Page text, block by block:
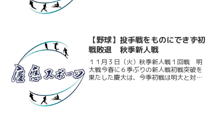
【野球】投手戦をものにできず初
戦敗退 秋季新人戦
１１月３日（火）秋季新人戦１回戦 明
大戦今春に６季ぶりの新人戦初戦突破を
果たした慶大は、今季初戦は明大と対戦